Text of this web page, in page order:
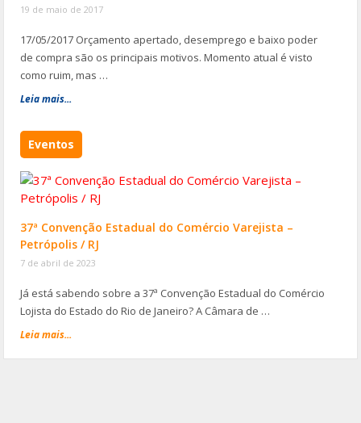
19 de maio de 2017
17/05/2017 Orçamento apertado, desemprego e baixo poder
de compra são os principais motivos. Momento atual é visto
como ruim, mas …
Leia mais...
Eventos
37ª Convenção Estadual do Comércio Varejista –
Petrópolis / RJ
7 de abril de 2023
Já está sabendo sobre a 37ª Convenção Estadual do Comércio
Lojista do Estado do Rio de Janeiro? A Câmara de …
Leia mais...